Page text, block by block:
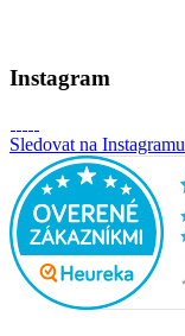
Instagram
Sledovat na Instagramu